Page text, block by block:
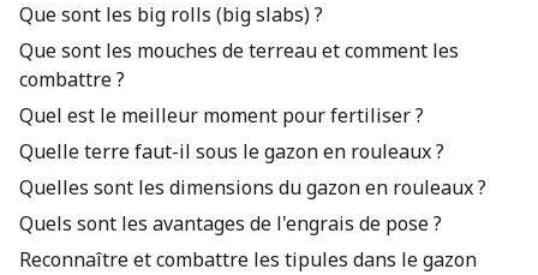
Que sont les big rolls (big slabs) ?
Que sont les mouches de terreau et comment les
combattre ?
Quel est le meilleur moment pour fertiliser ?
Quelle terre faut-il sous le gazon en rouleaux ?
Quelles sont les dimensions du gazon en rouleaux ?
Quels sont les avantages de l'engrais de pose ?
Reconnaître et combattre les tipules dans le gazon